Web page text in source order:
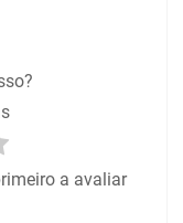
a avaliar